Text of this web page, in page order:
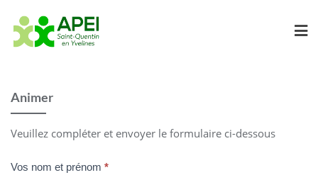
content
Animer
Veuillez compléter et envoyer le formulaire ci-dessous
Animateur
Vos nom et prénom *